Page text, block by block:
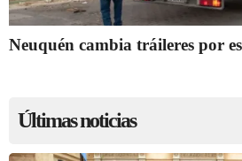
Neuquén cambia tráileres por
Últimas noticias